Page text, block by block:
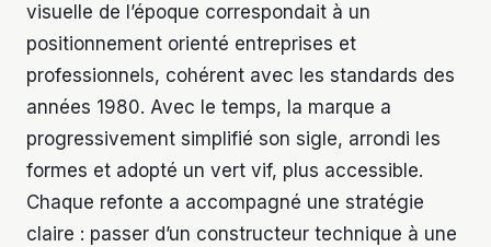
visuelle de l’époque correspondait à un
positionnement orienté entreprises et
professionnels, cohérent avec les standards des
années 1980. Avec le temps, la marque a
progressivement simplifié son sigle, arrondi les
formes et adopté un vert vif, plus accessible.
Chaque refonte a accompagné une stratégie
claire : passer d’un constructeur technique à une